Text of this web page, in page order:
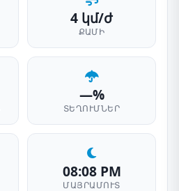
4 կմ/ժ
ՔԱՄԻ
—%
ՏԵՂՈՒՄՆԵՐ
08:08 PM
ՄԱՅՐԱՄՈՒՏ